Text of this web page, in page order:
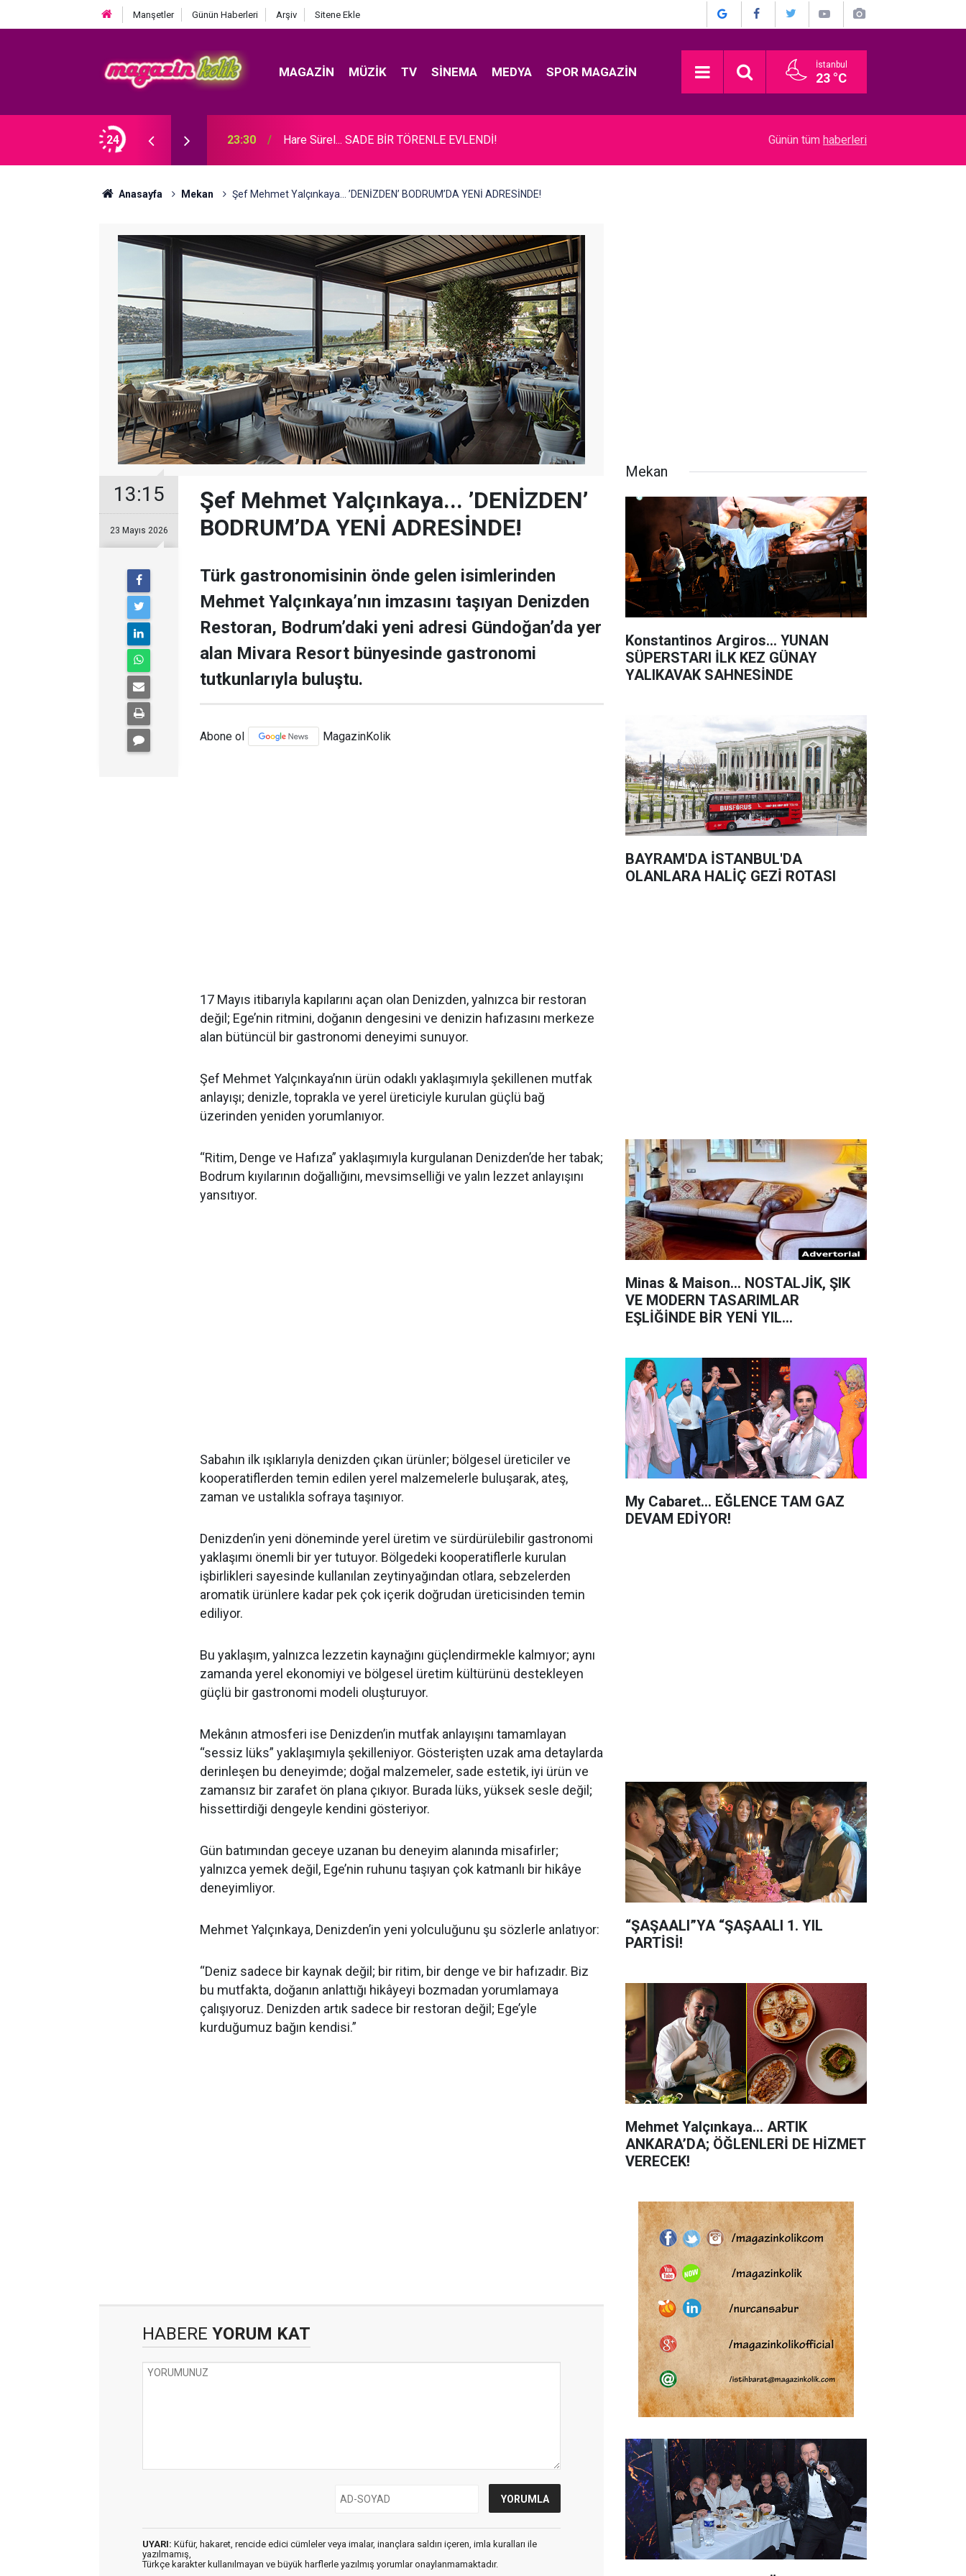
Manşetler Günün Haberleri Arşiv Sitene Ekle
MAGAZIN MÜZIK TV SINEMA MEDYA SPOR MAGAZIN İstanbul
23 °C
24
Bayraşa... SÜRPRİZ İŞ BİRLİĞİ! 23:30 Hare Sürel... SADE BİR TÖRENLE EVLENDİ! Münir Özkul... İŞTE HİÇ KİMSENİN BİLMEDİĞİ
Günün tüm haberleri
Anasayfa Mekan Şef Mehmet Yalçınkaya... ’DENİZDEN’ BODRUM’DA YENİ ADRESİNDE!
13:15
23 Mayıs 2026
Şef Mehmet Yalçınkaya... ’DENİZDEN’
BODRUM’DA YENİ ADRESİNDE!
Türk gastronomisinin önde gelen isimlerinden
Mehmet Yalçınkaya’nın imzasını taşıyan Denizden
Restoran, Bodrum’daki yeni adresi Gündoğan’da yer
alan Mivara Resort bünyesinde gastronomi
tutkunlarıyla buluştu.
Abone ol MagazinKolik
17 Mayıs itibarıyla kapılarını açan olan Denizden, yalnızca bir restoran
değil; Ege’nin ritmini, doğanın dengesini ve denizin hafızasını merkeze
alan bütüncül bir gastronomi deneyimi sunuyor.
Şef Mehmet Yalçınkaya’nın ürün odaklı yaklaşımıyla şekillenen mutfak
anlayışı; denizle, toprakla ve yerel üreticiyle kurulan güçlü bağ
üzerinden yeniden yorumlanıyor.
“Ritim, Denge ve Hafıza” yaklaşımıyla kurgulanan Denizden’de her tabak;
Bodrum kıyılarının doğallığını, mevsimselliği ve yalın lezzet anlayışını
yansıtıyor.
Sabahın ilk ışıklarıyla denizden çıkan ürünler; bölgesel üreticiler ve
kooperatiflerden temin edilen yerel malzemelerle buluşarak, ateş,
zaman ve ustalıkla sofraya taşınıyor.
Denizden’in yeni döneminde yerel üretim ve sürdürülebilir gastronomi
yaklaşımı önemli bir yer tutuyor. Bölgedeki kooperatiflerle kurulan
işbirlikleri sayesinde kullanılan zeytinyağından otlara, sebzelerden
aromatik ürünlere kadar pek çok içerik doğrudan üreticisinden temin
ediliyor.
Bu yaklaşım, yalnızca lezzetin kaynağını güçlendirmekle kalmıyor; aynı
zamanda yerel ekonomiyi ve bölgesel üretim kültürünü destekleyen
güçlü bir gastronomi modeli oluşturuyor.
Mekânın atmosferi ise Denizden’in mutfak anlayışını tamamlayan
“sessiz lüks” yaklaşımıyla şekilleniyor. Gösterişten uzak ama detaylarda
derinleşen bu deneyimde; doğal malzemeler, sade estetik, iyi ürün ve
zamansız bir zarafet ön plana çıkıyor. Burada lüks, yüksek sesle değil;
hissettirdiği dengeyle kendini gösteriyor.
Gün batımından geceye uzanan bu deneyim alanında misafirler;
yalnızca yemek değil, Ege’nin ruhunu taşıyan çok katmanlı bir hikâye
deneyimliyor.
Mehmet Yalçınkaya, Denizden’in yeni yolculuğunu şu sözlerle anlatıyor:
“Deniz sadece bir kaynak değil; bir ritim, bir denge ve bir hafızadır. Biz
bu mutfakta, doğanın anlattığı hikâyeyi bozmadan yorumlamaya
çalışıyoruz. Denizden artık sadece bir restoran değil; Ege’yle
kurduğumuz bağın kendisi.”
HABERE YORUM KAT
UYARI: Küfür, hakaret, rencide edici cümleler veya imalar, inançlara saldırı içeren, imla kuralları ile
yazılmamış,
Türkçe karakter kullanılmayan ve büyük harflerle yazılmış yorumlar onaylanmamaktadır.
Mekan
Konstantinos Argiros… YUNAN
SÜPERSTARI İLK KEZ GÜNAY
YALIKAVAK SAHNESİNDE
BAYRAM'DA İSTANBUL'DA
OLANLARA HALİÇ GEZİ ROTASI
Minas & Maison... NOSTALJİK, ŞIK
VE MODERN TASARIMLAR
EŞLİĞİNDE BİR YENİ YIL
My Cabaret… EĞLENCE TAM GAZ
DEVAM EDİYOR!
“ŞAŞAALI”YA “ŞAŞAALI 1. YIL
PARTİSİ!
Mehmet Yalçınkaya… ARTIK
ANKARA’DA; ÖĞLENLERİ DE HİZMET
VERECEK!